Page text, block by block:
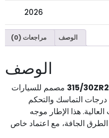
2026
الوصف مراجعات (0)
الوصف
315/ مصمم للسيارات
درجات التماسك والتحكم
هذا الإطار موجه
الجافة، مع اعتماد خاص